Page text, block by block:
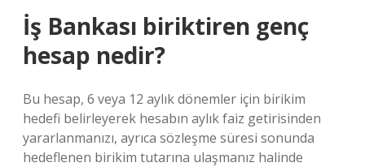
İş Bankası biriktiren genç
hesap nedir?
Bu hesap, 6 veya 12 aylık dönemler için birikim
hedefi belirleyerek hesabın aylık faiz getirisinden
yararlanmanızı, ayrıca sözleşme süresi sonunda
hedeflenen birikim tutarına ulaşmanız halinde